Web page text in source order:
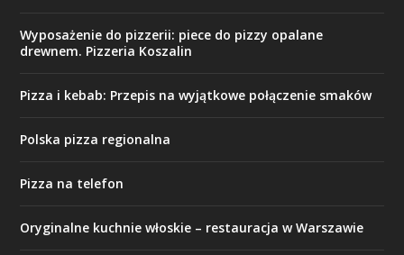
Wyposażenie do pizzerii: piece do pizzy opalane
drewnem. Pizzeria Koszalin
Pizza i kebab: Przepis na wyjątkowe połączenie smaków
Polska pizza regionalna
Pizza na telefon
Oryginalne kuchnie włoskie – restauracja w Warszawie